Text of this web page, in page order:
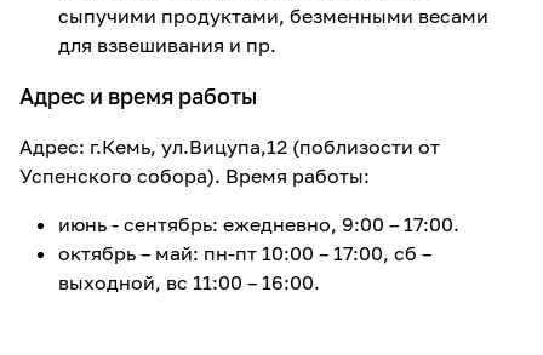
сыпучими продуктами, безменными весами
для взвешивания и пр.
Адрес и время работы
Адрес: г.Кемь, ул.Вицупа,12 (поблизости от
Успенского собора). Время работы:
июнь - сентябрь: ежедневно, 9:00 – 17:00.
октябрь – май: пн-пт 10:00 – 17:00, сб –
выходной, вс 11:00 – 16:00.